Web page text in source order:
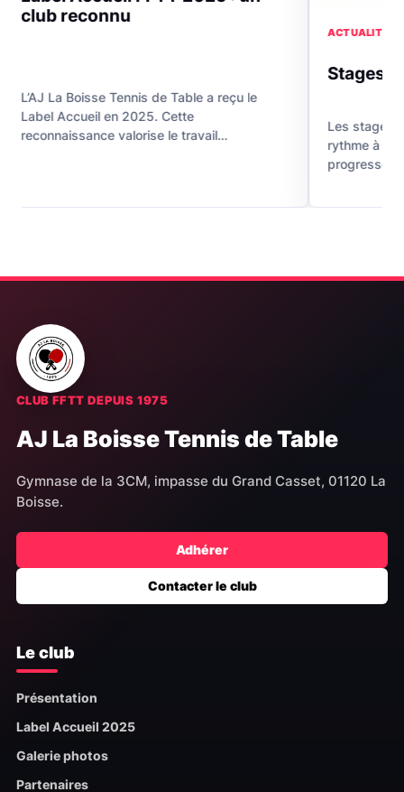
Tennis de Table a reçu le
en 2025. Cette
valorise le travail…
ACTUALITÉ CLUB · 10 JUIN 2026
Stages et tournois
Les stages et tournois
rythme à la saison. Ils
progresser autrement, de
CLUB FFTT DEPUIS 1975
AJ La Boisse Tennis de Table
Gymnase de la 3CM, impasse du Grand Casset, 01120 La
Boisse.
Adhérer
Contacter le club
Le club
Présentation
Label Accueil 2025
Galerie photos
Partenaires